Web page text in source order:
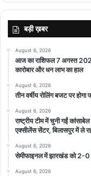
बड़ी ख़बर
August 6, 2026
आज का राशिफल 7 अगस्त
कारोबार और धन लाभ का हाल
August 6, 2026
तीन वर्षीय रोलिंग बजट पर
August 6, 2026
राष्ट्रीय टीम में चुनी गईं
एक्सीलेंस सेंटर, बिलासपुर में ले
August 6, 2026
सेमीफाइनल में झारखंड को 2-0
August 6, 2026